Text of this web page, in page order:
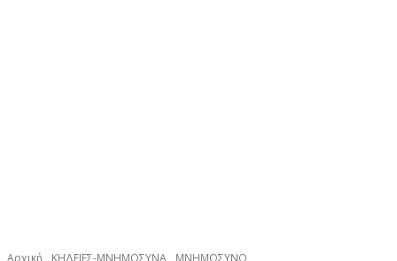
Αρχική ΚΗΔΕΙΕΣ-ΜΝΗΜΟΣΥΝΑ ΜΝΗΜΟΣΥΝΟ